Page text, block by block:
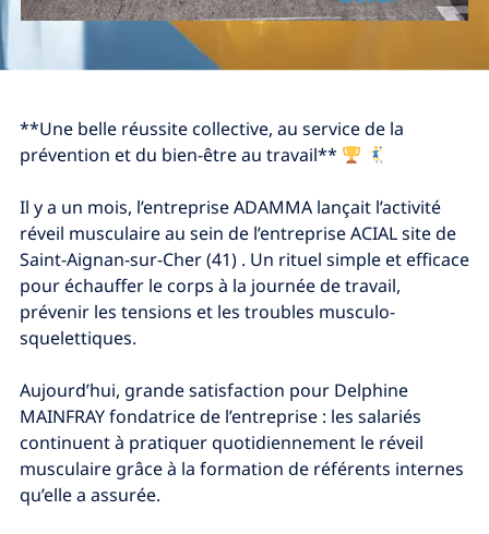
**Une belle réussite collective, au service de la
prévention et du bien-être au travail**
Il y a un mois, l’entreprise ADAMMA lançait l’activité
réveil musculaire au sein de l’entreprise ACIAL site de
Saint-Aignan-sur-Cher (41) . Un rituel simple et efficace
pour échauffer le corps à la journée de travail,
prévenir les tensions et les troubles musculo-
squelettiques.
Aujourd’hui, grande satisfaction pour Delphine
MAINFRAY fondatrice de l’entreprise : les salariés
continuent à pratiquer quotidiennement le réveil
musculaire grâce à la formation de référents internes
qu’elle a assurée.